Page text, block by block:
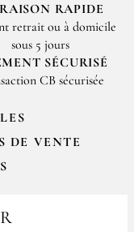
RAPIDE
retrait ou à domicile
sous 5 jours
SÉCURISÉ
CB sécurisée
DE VENTE